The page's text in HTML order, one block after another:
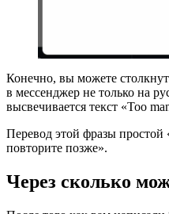
Конечно, вы можете
в мессенджер не только на
высвечивается текст «Too
Перевод этой фразы
повторите позже».
Через сколько